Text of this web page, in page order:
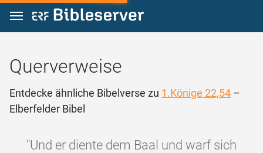
Zum Inhalt springen
Querverweise
Entdecke ähnliche Bibelverse zu 1.Könige 22,54 –
Elberfelder Bibel
"Und er diente dem Baal und warf sich